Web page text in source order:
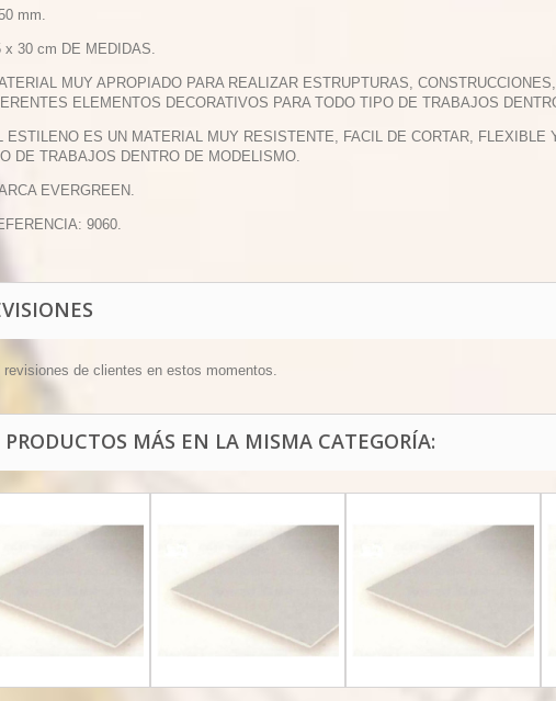
mm.
x 30 cm DE MEDIDAS.
MUY APROPIADO PARA REALIZAR ESTRUPTURAS,
ELEMENTOS DECORATIVOS PARA TODO TIPO DE TRABAJOS
ESTILENO ES UN MATERIAL MUY RESISTENTE, FACIL DE CORTAR, FLEXIBLE
DE TRABAJOS DENTRO DE MODELISMO.
EVERGREEN.
9060.
revisiones de clientes en estos momentos.
PRODUCTOS MÁS EN LA MISMA CATEGORÍA: